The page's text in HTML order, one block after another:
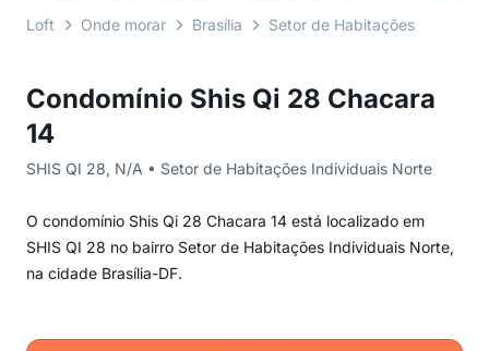
Condomínio Shis Qi 28 Chacara
14
SHIS QI 28, N/A • Setor de Habitações Individuais Norte
O condomínio Shis Qi 28 Chacara 14 está localizado em
SHIS QI 28 no bairro Setor de Habitações Individuais Norte,
na cidade Brasília-DF.
Loft Onde morar Brasília Setor de Habitações